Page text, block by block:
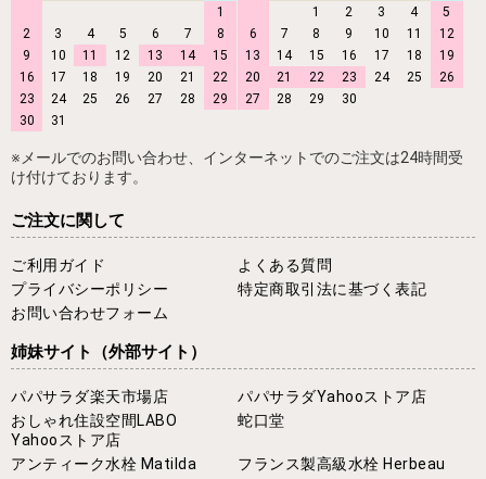
1
2
3 4 5 6 7
8
9
10 11 12 13 14
15
16
17 18 19 20 21
22
23
24 25 26 27 28
29
30
31
1
2 3 4
5
6
7 8 9 10 11
12
13
14 15 16 17 18
19
20
21 22 23 24 25
26
27
28 29 30
※メールでのお問い合わせ、インターネットでのご注文は24時間受
け付けております。
ご注文に関して
ご利用ガイド
よくある質問
プライバシーポリシー
特定商取引法に基づく表記
お問い合わせフォーム
姉妹サイト （外部サイト）
パパサラダ楽天市場店
パパサラダYahooストア店
おしゃれ住設空間LABO
Yahooストア店
蛇口堂
アンティーク水栓 Matilda
フランス製高級水栓 Herbeau